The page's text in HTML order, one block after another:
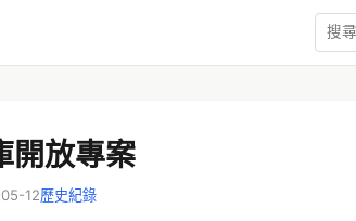
開放專案
12歷史紀錄